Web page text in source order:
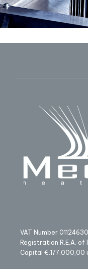
VAT Number
Registration R.E.A. of
Capital €.177.000,00